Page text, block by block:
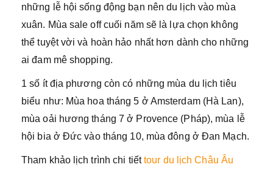
những lễ hội sống động bạn nên du lịch vào mùa
xuân. Mùa sale off cuối năm sẽ là lựa chọn không
thể tuyệt vời và hoàn hảo nhất hơn dành cho những
ai đam mê shopping.
1 số ít địa phương còn có những mùa du lịch tiêu
biểu như: Mùa hoa tháng 5 ở Amsterdam (Hà Lan),
mùa oải hương tháng 7 ở Provence (Pháp), mùa lễ
hội bia ở Đức vào tháng 10, mùa đông ở Đan Mạch.
Tham khảo lịch trình chi tiếttour du lịch Châu Âu